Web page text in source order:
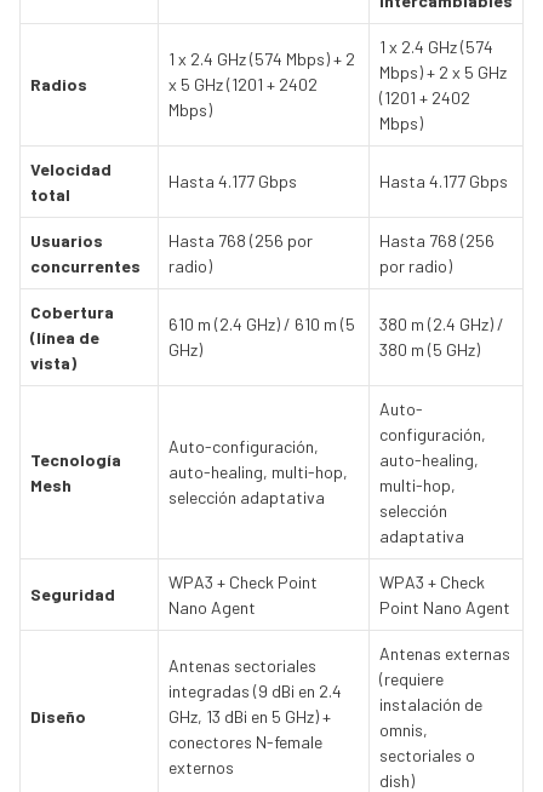
Radios
1 x 2.4 GHz (574 Mbps) + 2
x 5 GHz (1201 + 2402
Mbps)
1 x 2.4 GHz (574
Mbps) + 2 x 5 GHz
(1201 + 2402
Mbps)
Velocidad
total
Hasta 4.177 Gbps Hasta 4.177 Gbps
Usuarios
concurrentes
Hasta 768 (256 por
radio)
Hasta 768 (256
por radio)
Cobertura
(línea de
vista)
610 m (2.4 GHz) / 610 m (5
GHz)
380 m (2.4 GHz) /
380 m (5 GHz)
Tecnología
Mesh
Auto-configuración,
auto-healing, multi-hop,
selección adaptativa
Auto-
configuración,
auto-healing,
multi-hop,
selección
adaptativa
Seguridad
WPA3 + Check Point
Nano Agent
WPA3 + Check
Point Nano Agent
Diseño
Antenas sectoriales
integradas (9 dBi en 2.4
GHz, 13 dBi en 5 GHz) +
conectores N-female
externos
Antenas externas
(requiere
instalación de
omnis,
sectoriales o
dish)